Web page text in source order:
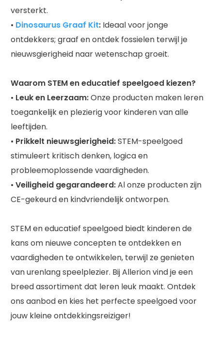
versterkt.
• Dinosaurus Graaf Kit: Ideaal voor jonge
ontdekkers; graaf en ontdek fossielen terwijl je
nieuwsgierigheid naar wetenschap groeit.
Waarom STEM en educatief speelgoed kiezen?
• Leuk en Leerzaam:Onze producten maken leren
toegankelijk en plezierig voor kinderen van alle
leeftijden.
• Prikkelt nieuwsgierigheid:STEM-speelgoed
stimuleert kritisch denken, logica en
probleemoplossende vaardigheden.
•Veiligheid gegarandeerd:Al onze producten zijn
CE-gekeurd en kindvriendelijk ontworpen.
STEM en educatief speelgoed biedt kinderen de
kans om nieuwe concepten te ontdekken en
vaardigheden te ontwikkelen, terwijl ze genieten
van urenlang speelplezier. Bij Allerion vind je een
breed assortiment dat leren leuk maakt. Ontdek
ons aanbod en kies het perfecte speelgoed voor
jouw kleine ontdekkingsreiziger!